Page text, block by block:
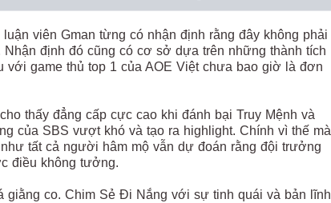
viên Gman từng có nhận định rằng đây không phải
định đó cũng có cơ sở dựa trên những thành tích
game thủ top 1 của AOE Việt chưa bao giờ là đơn
thấy đẳng cấp cực cao khi đánh bại Truy Mệnh và
của SBS vượt khó và tạo ra highlight. Chính vì thế mà
tất cả người hâm mộ vẫn dự đoán rằng đội trưởng
điều không tưởng.
giằng co. Chim Sẻ Đi Nắng với sự tinh quái và bản lĩnh